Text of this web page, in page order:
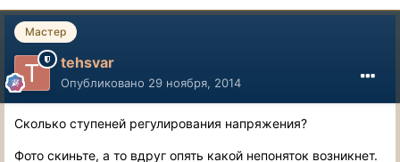
Мастер
tehsvar
Опубликовано 29 ноября, 2014
Сколько ступеней регулирования напряжения?
Фото скиньте, а то вдруг опять какой непоняток возникнет.